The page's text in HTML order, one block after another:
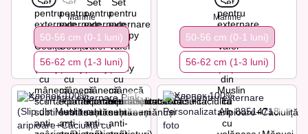
Marime
50-56 cm (0-1 luni)
56-62 сm (1-3 luni)
Marime
50-56 cm (0-1 luni)
56-62 сm (1-3 luni)